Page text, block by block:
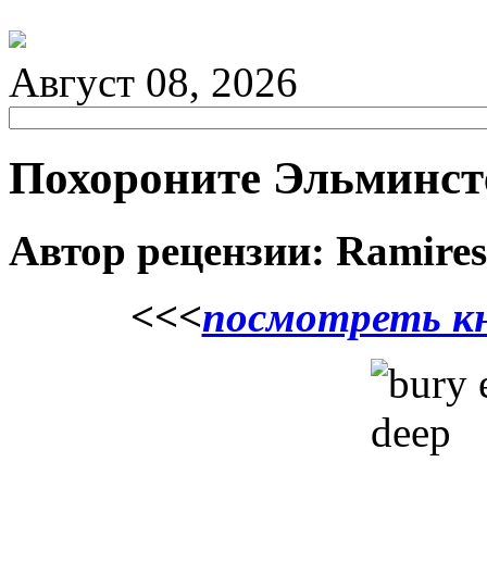
Август 08, 2026
Похороните
Автор рецензии: Ramires
<<<посмотреть